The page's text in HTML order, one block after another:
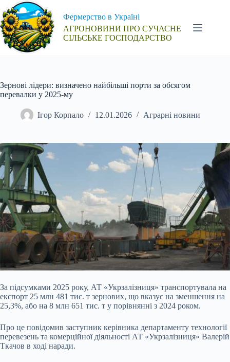
Перейти
до
вмісту
Фермерство в Україні
АГРОНОВИНИ ПРО СУЧАСНЕ
СІЛЬСЬКЕ ГОСПОДАРСТВО
Зернові лідери: визначено найбільші порти за обсягом
перевалки у 2025-му
Ігор Корпало 12.01.2026 Аграрні новини
За підсумками 2025 року, АТ «Укрзалізниця» транспортувала на
експорт 25 млн 481 тис. т зернових, що вказує на зменшення на
25,3%, або на 8 млн 651 тис. т у порівнянні з 2024 роком.
Про це повідомив заступник керівника департаменту технології
перевезень та комерційної діяльності АТ «Укрзалізниця» Валерій
Ткачов в ході наради.